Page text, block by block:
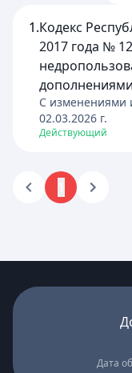
1.Кодекс
2017 года №
C изменениями
02.03.2026 г.
Действующий
Дата